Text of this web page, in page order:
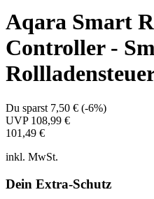
Aqara Smart
Controller -
Du sparst 7,50 € (-6%)
UVP 108,99 €
101,49 €
inkl. MwSt.
Dein Extra-Schutz